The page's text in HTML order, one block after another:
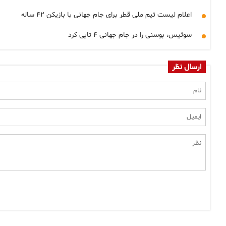
اعلام لیست تیم ملی قطر برای جام جهانی با بازیکن ۴۲ ساله
سوئیس، بوسنی را در جام جهانی ۴ تایی کرد
ارسال نظر